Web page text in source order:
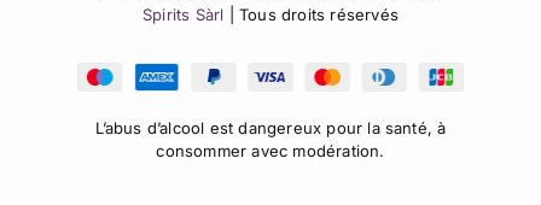
Spirits Sàrl | Tous droits réservés
L’abus d’alcool est dangereux pour la santé, à
consommer avec modération.